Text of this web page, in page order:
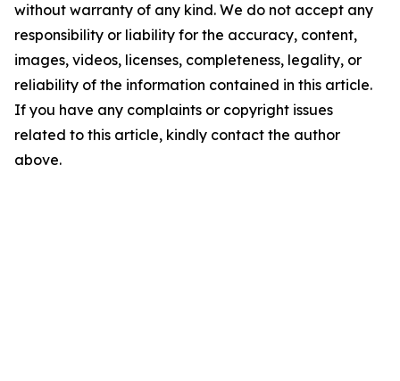
without warranty of any kind. We do not accept any
responsibility or liability for the accuracy, content,
images, videos, licenses, completeness, legality, or
reliability of the information contained in this article.
If you have any complaints or copyright issues
related to this article, kindly contact the author
above.